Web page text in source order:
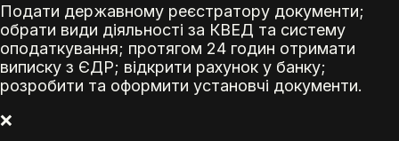
Подати державному реєстратору документи;
обрати види діяльності за КВЕД та систему
оподаткування; протягом 24 годин отримати
виписку з ЄДР; відкрити рахунок у банку;
розробити та оформити установчі документи.
❌